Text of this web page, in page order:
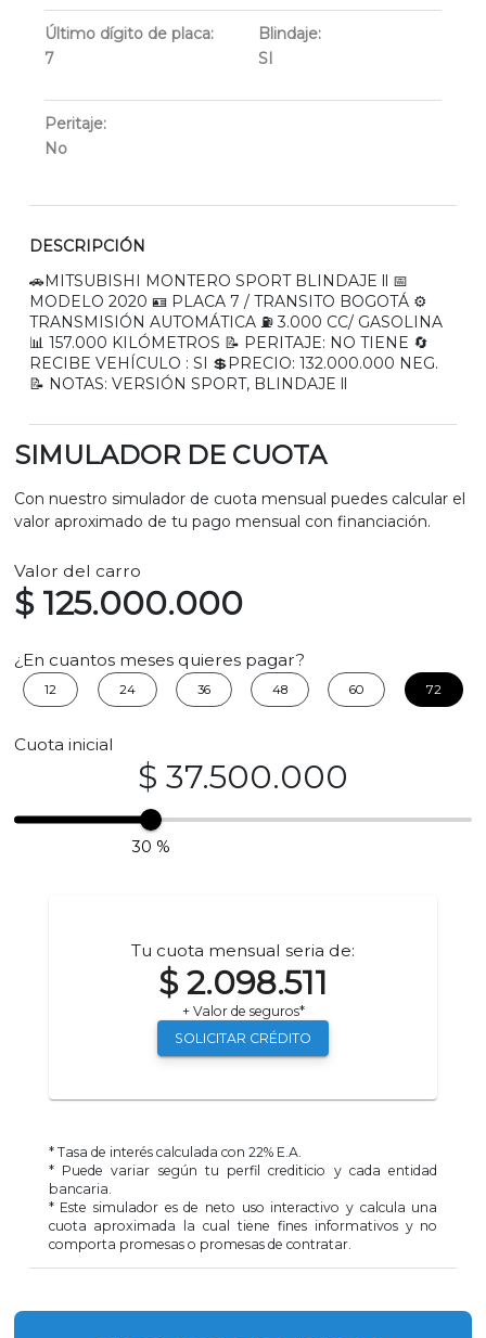
Último dígito de placa:
7
Blindaje:
SI
Peritaje:
No
DESCRIPCIÓN
🚗MITSUBISHI MONTERO SPORT BLINDAJE ll 📅
MODELO 2020 🪪 PLACA 7 / TRANSITO BOGOTÁ ⚙
TRANSMISIÓN AUTOMÁTICA ⛽ 3.000 CC/ GASOLINA
📊 157.000 KILÓMETROS 📝 PERITAJE: NO TIENE 🔄
RECIBE VEHÍCULO : SI 💲PRECIO: 132.000.000 NEG.
📝 NOTAS: VERSIÓN SPORT, BLINDAJE ll
SIMULADOR DE CUOTA
Con nuestro simulador de cuota mensual puedes calcular el
valor aproximado de tu pago mensual con financiación.
Valor del carro
$ 125.000.000
¿En cuantos meses quieres pagar?
12 24 36 48 60 72
Cuota inicial
$ 37.500.000
30 %
Tu cuota mensual seria de:
$ 2.098.511
+ Valor de seguros*
SOLICITAR CRÉDITO
* Tasa de interés calculada con 22% E.A.
* Puede variar según tu perfil crediticio y cada entidad
bancaria.
* Este simulador es de neto uso interactivo y calcula una
cuota aproximada la cual tiene fines informativos y no
comporta promesas o promesas de contratar.